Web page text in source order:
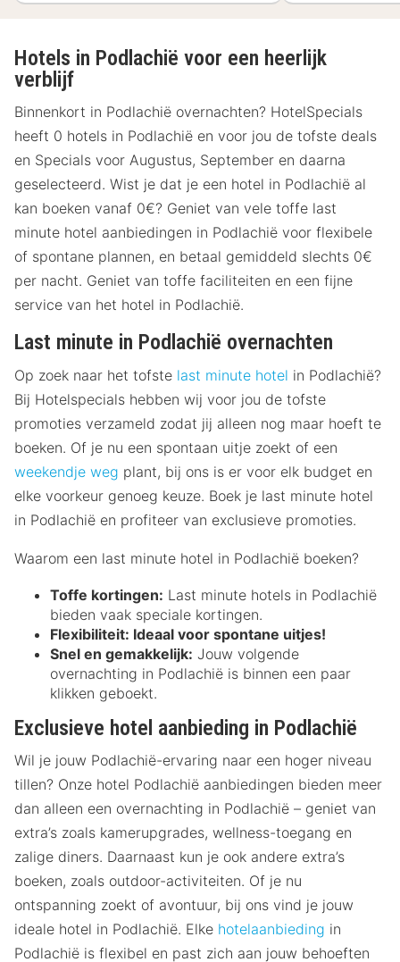
Hotels in Podlachië voor een heerlijk
verblijf
Binnenkort in Podlachië overnachten? HotelSpecials
heeft 0 hotels in Podlachië en voor jou de tofste deals
en Specials voor Augustus, September en daarna
geselecteerd. Wist je dat je een hotel in Podlachië al
kan boeken vanaf 0€? Geniet van vele toffe last
minute hotel aanbiedingen in Podlachië voor flexibele
of spontane plannen, en betaal gemiddeld slechts 0€
per nacht. Geniet van toffe faciliteiten en een fijne
service van het hotel in Podlachië.
Last minute in Podlachië overnachten
Op zoek naar het tofste last minute hotel in Podlachië?
Bij Hotelspecials hebben wij voor jou de tofste
promoties verzameld zodat jij alleen nog maar hoeft te
boeken. Of je nu een spontaan uitje zoekt of een
weekendje weg plant, bij ons is er voor elk budget en
elke voorkeur genoeg keuze. Boek je last minute hotel
in Podlachië en profiteer van exclusieve promoties.
Waarom een last minute hotel in Podlachië boeken?
Toffe kortingen: Last minute hotels in Podlachië
bieden vaak speciale kortingen.
Flexibiliteit: Ideaal voor spontane uitjes!
Snel en gemakkelijk: Jouw volgende
overnachting in Podlachië is binnen een paar
klikken geboekt.
Exclusieve hotel aanbieding in Podlachië
Wil je jouw Podlachië-ervaring naar een hoger niveau
tillen? Onze hotel Podlachië aanbiedingen bieden meer
dan alleen een overnachting in Podlachië – geniet van
extra’s zoals kamerupgrades, wellness-toegang en
zalige diners. Daarnaast kun je ook andere extra’s
boeken, zoals outdoor-activiteiten. Of je nu
ontspanning zoekt of avontuur, bij ons vind je jouw
ideale hotel in Podlachië. Elke hotelaanbieding in
Podlachië is flexibel en past zich aan jouw behoeften